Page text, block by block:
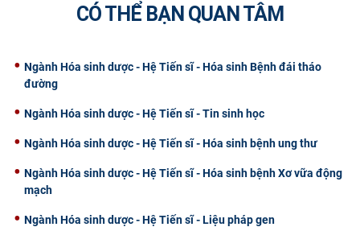
CÓ THỂ BẠN QUAN TÂM
Ngành Hóa sinh dược - Hệ Tiến sĩ - Hóa sinh Bệnh đái tháo
đường
Ngành Hóa sinh dược - Hệ Tiến sĩ - Tin sinh học
Ngành Hóa sinh dược - Hệ Tiến sĩ - Hóa sinh bệnh ung thư
Ngành Hóa sinh dược - Hệ Tiến sĩ - Hóa sinh bệnh Xơ vữa động
mạch
Ngành Hóa sinh dược - Hệ Tiến sĩ - Liệu pháp gen